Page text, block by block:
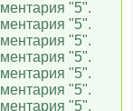
"5".
"5".
"5".
"5".
"5".
"5".
"5".